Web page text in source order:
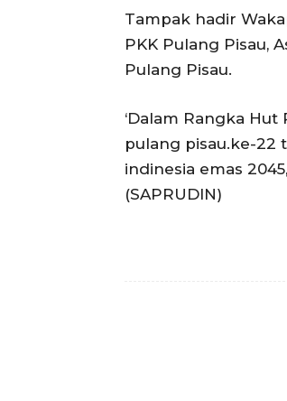
Tampak hadir
PKK Pulang Pisau,
Pulang Pisau.
‘Dalam Rangka
pulang pisau.ke-22
indinesia emas
(SAPRUDIN)